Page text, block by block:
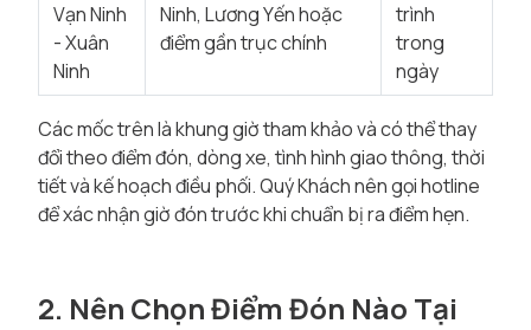
Vạn Ninh
- Xuân
Ninh
Ninh, Lương Yến hoặc
điểm gần trục chính
trình
trong
ngày
Các mốc trên là khung giờ tham khảo và có thể thay
đổi theo điểm đón, dòng xe, tình hình giao thông, thời
tiết và kế hoạch điều phối. Quý Khách nên gọi hotline
để xác nhận giờ đón trước khi chuẩn bị ra điểm hẹn.
2. Nên Chọn Điểm Đón Nào Tại